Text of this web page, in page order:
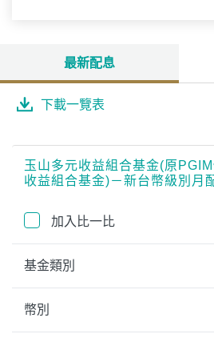
最新配息
下載一覽表
玉山多元收益組合基金(原
收益組合基金)－新台幣級別月
加入比一比
基金類別
幣別